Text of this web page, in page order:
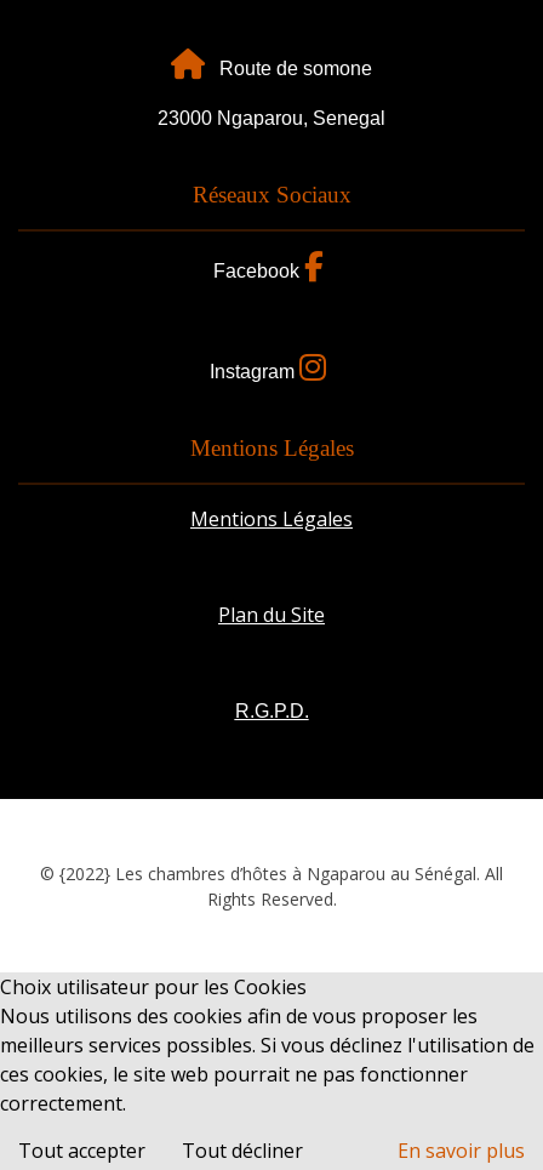
Route de somone
23000 Ngaparou, Senegal
Réseaux Sociaux
Facebook
Instagram
Mentions Légales
Mentions Légales
Plan du Site
R.G.P.D.
© {2022} Les chambres d’hôtes à Ngaparou au Sénégal. All
Rights Reserved.
Choix utilisateur pour les Cookies
Nous utilisons des cookies afin de vous proposer les
meilleurs services possibles. Si vous déclinez l'utilisation de
ces cookies, le site web pourrait ne pas fonctionner
correctement.
Tout accepter
Tout décliner En savoir plus